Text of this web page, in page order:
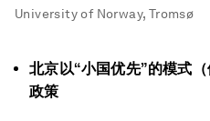
University of Norway, Tromsø
北京以“小国优先”的模式
政策